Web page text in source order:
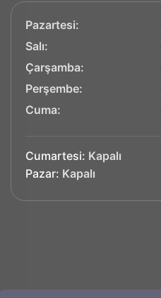
Pazartesi:
Salı:
Çarşamba:
Perşembe:
Cuma:
Cumartesi: Kapalı
Pazar: Kapalı